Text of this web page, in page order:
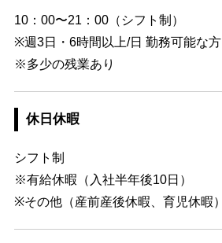
10：00〜21：00（シフト制）
※週3日・6時間以上/日 勤務可能な方
※多少の残業あり
休日休暇
シフト制
※有給休暇（入社半年後10日）
※その他（産前産後休暇、育児休暇）